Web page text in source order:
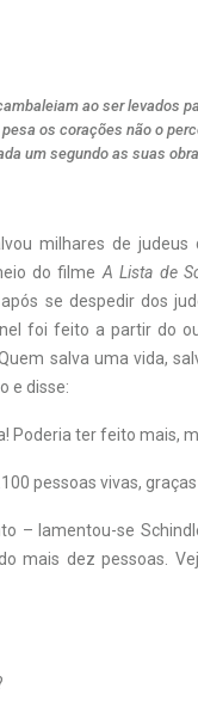
ao ser levados
os corações não o
um segundo as suas
milhares de judeus
do filme A Lista de
se despedir dos
foi feito a partir do
salva uma vida,
e disse:
Poderia ter feito mais,
pessoas vivas,
– lamentou-se
mais dez pessoas.